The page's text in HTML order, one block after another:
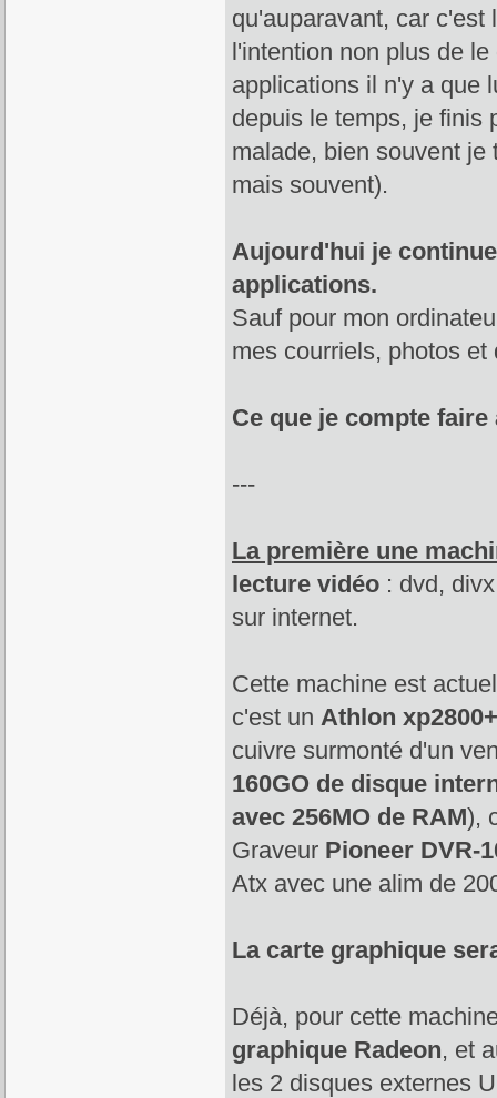
qu'auparavant, car c'est
l'intention non plus de
applications il n'y a que
depuis le temps, je finis
malade, bien souvent je
mais souvent).
Aujourd'hui je
applications.
Sauf pour mon
mes courriels, photos
Ce que je compte
---
La première une
lecture vidéo : dvd,
sur internet.
Cette machine est
c'est un Athlon
cuivre surmonté d'un
160GO de disque
avec 256MO de RAM),
Graveur Pioneer DVR-
Atx avec une alim de
La carte graphique
Déjà, pour cette
graphique Radeon, et
les 2 disques externes